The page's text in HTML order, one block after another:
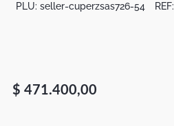
PLU: seller-cuperzsas726-54 REF:
$ 471.400,00